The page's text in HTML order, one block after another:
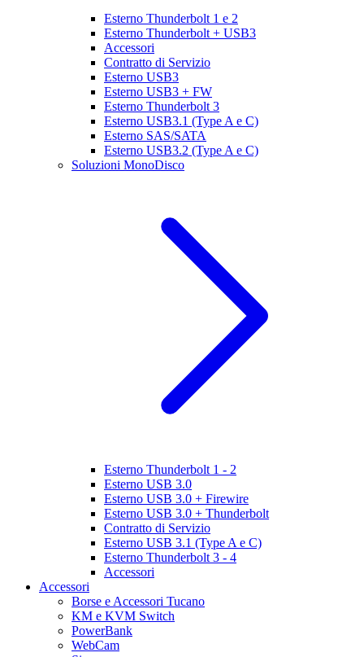
Esterno Thunderbolt 1 e 2
Esterno Thunderbolt + USB3
Accessori
Contratto di Servizio
Esterno USB3
Esterno USB3 + FW
Esterno Thunderbolt 3
Esterno USB3.1 (Type A e C)
Esterno SAS/SATA
Esterno USB3.2 (Type A e C)
Soluzioni MonoDisco
Esterno Thunderbolt 1 - 2
Esterno USB 3.0
Esterno USB 3.0 + Firewire
Esterno USB 3.0 + Thunderbolt
Contratto di Servizio
Esterno USB 3.1 (Type A e C)
Esterno Thunderbolt 3 - 4
Accessori
Accessori
Borse e Accessori Tucano
KM e KVM Switch
PowerBank
WebCam